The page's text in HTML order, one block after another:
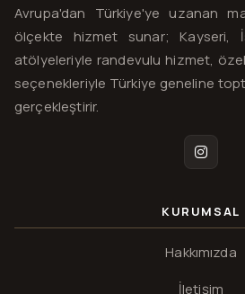
Avrupa'dan Türkiye'ye uzanan
ölçekte hizmet sunar; Kayseri,
atölyeleriyle randevulu hizmet, özel
seçenekleriyle Türkiye geneline
gerçekleştirir.
KURUMSAL
Hakkımızda
İletişim